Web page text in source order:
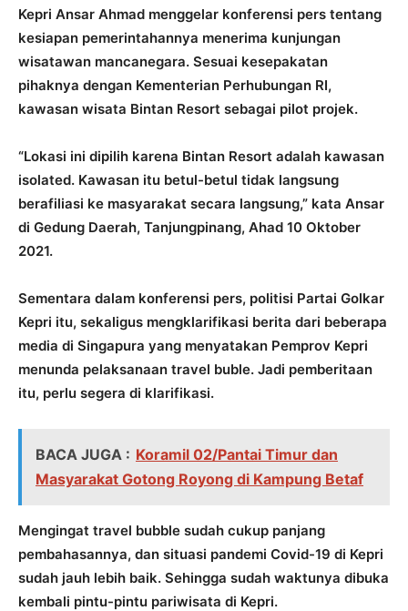
Kepri Ansar Ahmad menggelar konferensi pers tentang
kesiapan pemerintahannya menerima kunjungan
wisatawan mancanegara. Sesuai kesepakatan
pihaknya dengan Kementerian Perhubungan RI,
kawasan wisata Bintan Resort sebagai pilot projek.
“Lokasi ini dipilih karena Bintan Resort adalah kawasan
isolated. Kawasan itu betul-betul tidak langsung
berafiliasi ke masyarakat secara langsung,” kata Ansar
di Gedung Daerah, Tanjungpinang, Ahad 10 Oktober
2021.
Sementara dalam konferensi pers, politisi Partai Golkar
Kepri itu, sekaligus mengklarifikasi berita dari beberapa
media di Singapura yang menyatakan Pemprov Kepri
menunda pelaksanaan travel buble. Jadi pemberitaan
itu, perlu segera di klarifikasi.
BACA JUGA : Koramil 02/Pantai Timur dan
Masyarakat Gotong Royong di Kampung Betaf
Mengingat travel bubble sudah cukup panjang
pembahasannya, dan situasi pandemi Covid-19 di Kepri
sudah jauh lebih baik. Sehingga sudah waktunya dibuka
kembali pintu-pintu pariwisata di Kepri.